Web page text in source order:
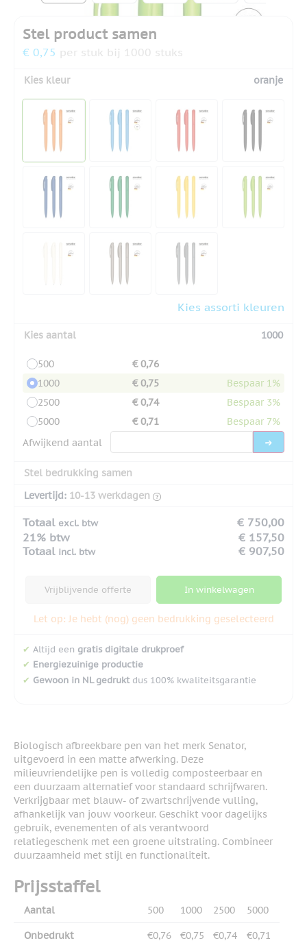
Stel product samen
€ 0,75 per stuk bij 1000 stuks
Kies kleur oranje
Kies assorti kleuren
Kies aantal 1000
500
€ 0,76
1000
€ 0,75
Bespaar 1%
2500
€ 0,74
Bespaar 3%
5000
€ 0,71
Bespaar 7%
Afwijkend aantal
Stel bedrukking samen
Levertijd: 10-13 werkdagen
Totaal excl. btw
€ 750,00
21% btw
€ 157,50
Totaal incl. btw € 907,50
Vrijblijvende offerte In winkelwagen
Let op: Je hebt (nog) geen bedrukking geselecteerd
✔ Altijd een gratis digitale drukproef
✔ Energiezuinige productie
✔ Gewoon in NL gedruktdus 100% kwaliteitsgarantie
Biologisch afbreekbare pen van het merk Senator,
uitgevoerd in een matte afwerking. Deze
milieuvriendelijke pen is volledig composteerbaar en
een duurzaam alternatief voor standaard schrijfwaren.
Verkrijgbaar met blauw- of zwartschrijvende vulling,
afhankelijk van jouw voorkeur. Geschikt voor dagelijks
gebruik, evenementen of als verantwoord
relatiegeschenk met een groene uitstraling. Combineer
duurzaamheid met stijl en functionaliteit.
Prijsstaffel
Aantal 500 1000 2500 5000
Onbedrukt €0,76 €0,75 €0,74
€0,71